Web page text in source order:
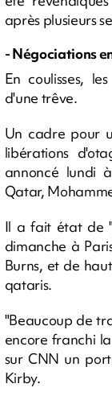
après plusieurs
- Négociations
En coulisses,
d'une trêve.
Un cadre pour
libérations
annoncé lundi
Qatar,
Il a fait état de
dimanche à
Burns, et de
qataris.
"Beaucoup de
encore franchi
sur CNN un
Kirby.